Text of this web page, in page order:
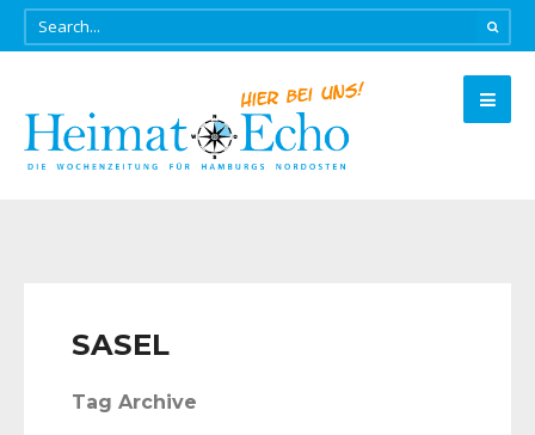
SASEL
Tag Archive